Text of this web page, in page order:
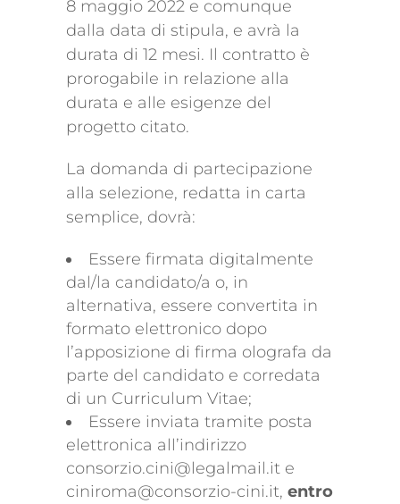
8 maggio 2022 e comunque
dalla data di stipula, e avrà la
durata di 12 mesi. Il contratto è
prorogabile in relazione alla
durata e alle esigenze del
progetto citato.
La domanda di partecipazione
alla selezione, redatta in carta
semplice, dovrà:
Essere firmata digitalmente
dal/la candidato/a o, in
alternativa, essere convertita in
formato elettronico dopo
l’apposizione di firma olografa da
parte del candidato e corredata
di un Curriculum Vitae;
Essere inviata tramite posta
elettronica all’indirizzo
consorzio.cini@legalmail.it e
ciniroma@consorzio-cini.it, entro